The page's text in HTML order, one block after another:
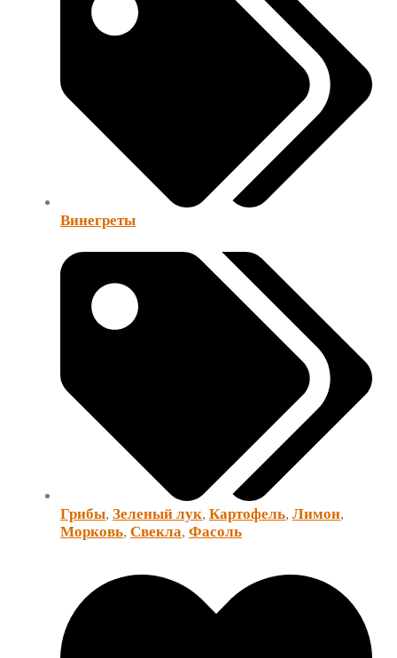
Винегреты
Грибы, Зеленый лук, Картофель, Лимон,
Морковь, Свекла, Фасоль